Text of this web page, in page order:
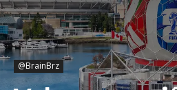
@BrainBrz